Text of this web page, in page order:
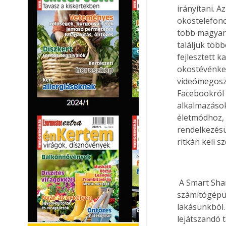
irányítani.
több
találjuk
fejlesztett
ritkán kell
A Smart Share (Intellingens Megosztás) funkció internet alapon köti össze
lejátszandó